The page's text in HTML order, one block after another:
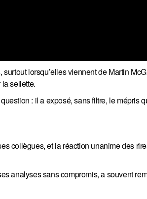
lorsqu’elles viennent de Martin
sellette.
: il a exposé, sans filtre, le mépris
collègues, et la réaction unanime des
analyses sans compromis, a souvent